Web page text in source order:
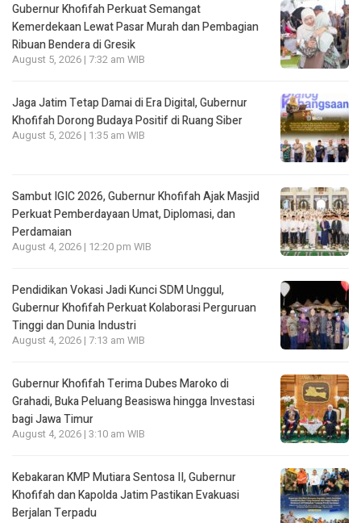
Gubernur Khofifah Perkuat Semangat
Kemerdekaan Lewat Pasar Murah dan Pembagian
Ribuan Bendera di Gresik
August 5, 2026 | 7:32 am WIB
Jaga Jatim Tetap Damai di Era Digital, Gubernur
Khofifah Dorong Budaya Positif di Ruang Siber
August 5, 2026 | 1:35 am WIB
Sambut IGIC 2026, Gubernur Khofifah Ajak Masjid
Perkuat Pemberdayaan Umat, Diplomasi, dan
Perdamaian
August 4, 2026 | 12:20 pm WIB
Pendidikan Vokasi Jadi Kunci SDM Unggul,
Gubernur Khofifah Perkuat Kolaborasi Perguruan
Tinggi dan Dunia Industri
August 4, 2026 | 7:13 am WIB
Gubernur Khofifah Terima Dubes Maroko di
Grahadi, Buka Peluang Beasiswa hingga Investasi
bagi Jawa Timur
August 4, 2026 | 3:10 am WIB
Kebakaran KMP Mutiara Sentosa II, Gubernur
Khofifah dan Kapolda Jatim Pastikan Evakuasi
Berjalan Terpadu